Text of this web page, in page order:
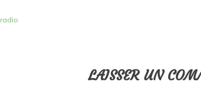
radio
LAISSER UN